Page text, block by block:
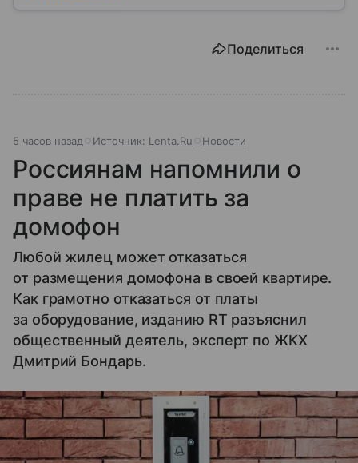
Поделиться
5 часов назад Источник: Lenta.Ru Новости
Россиянам напомнили о
праве не платить за
домофон
Любой жилец может отказаться
от размещения домофона в своей квартире.
Как грамотно отказаться от платы
за оборудование, изданию RT разъяснил
общественный деятель, эксперт по ЖКХ
Дмитрий Бондарь.